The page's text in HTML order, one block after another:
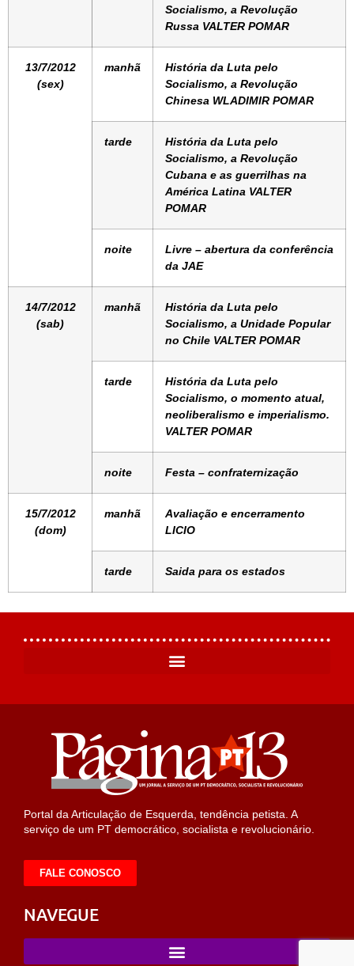
Socialismo, a Revolução
Russa VALTER POMAR
13/7/2012
(sex)
manhã
História da Luta pelo
Socialismo, a Revolução
Chinesa WLADIMIR POMAR
tarde
História da Luta pelo
Socialismo, a Revolução
Cubana e as guerrilhas na
América Latina VALTER
POMAR
noite
Livre – abertura da conferência
da JAE
14/7/2012
(sab)
manhã
História da Luta pelo
Socialismo, a Unidade Popular
no Chile VALTER POMAR
tarde
História da Luta pelo
Socialismo, o momento atual,
neoliberalismo e imperialismo.
VALTER POMAR
noite Festa – confraternização
15/7/2012
(dom)
manhã
Avaliação e encerramento
LICIO
tarde Saida para os estados
Portal da Articulação de Esquerda, tendência petista. A
serviço de um PT democrático, socialista e revolucionário.
FALE CONOSCO
NAVEGUE